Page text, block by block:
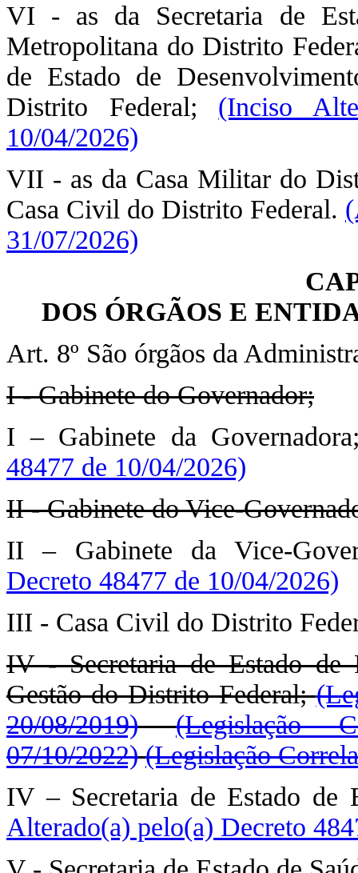
VI - as da Secretaria de
Metropolitana do Distrito
de Estado de
Distrito Federal; (Inciso
10/04/2026)
VII - as da Casa Militar do
Casa Civil do Distrito Federal.
31/07/2026)
DOS ÓRGÃOS E
Art. 8º São órgãos da
I - Gabinete do Governador;
I – Gabinete da
48477 de 10/04/2026)
II - Gabinete do Vice-
II – Gabinete da Vice-
Decreto 48477 de 10/04/2026)
III - Casa Civil do Distrito
IV - Secretaria de Estado de
Gestão do Distrito Federal;
20/08/2019)
(Legislação
07/10/2022) (Legislação
IV – Secretaria de Estado
Alterado(a) pelo(a) Decreto